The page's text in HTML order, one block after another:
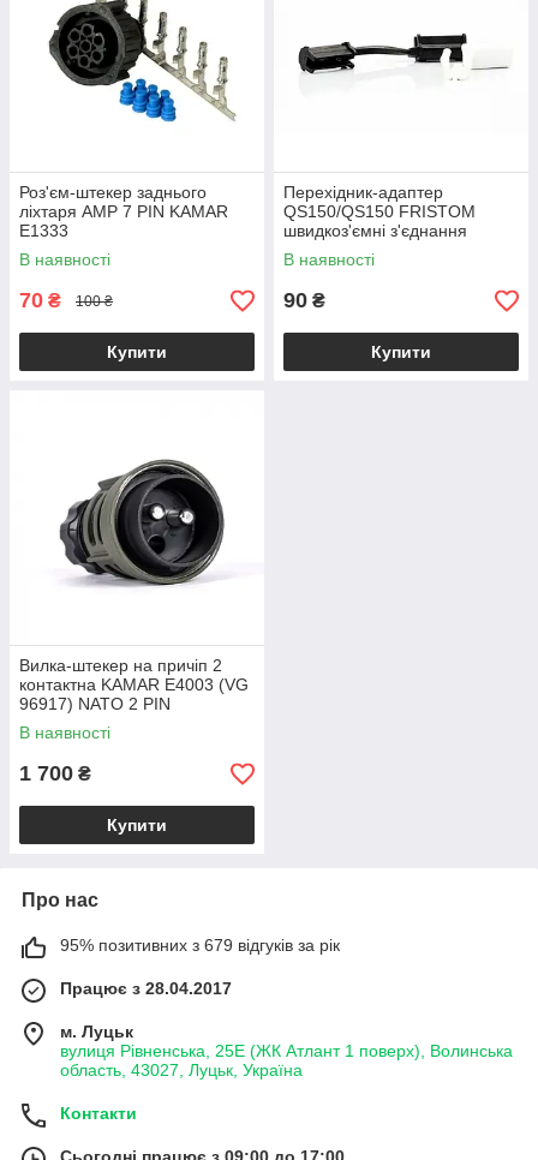
Роз'єм-штекер заднього
ліхтаря AMP 7 PIN KAMAR
E1333
В наявності
70 ₴ 100 ₴
Купити
Перехідник-адаптер
QS150/QS150 FRISTOM
швидкоз'ємні з'єднання
В наявності
90 ₴
Купити
Вилка-штекер на причіп 2
контактна KAMAR E4003 (VG
96917) NATO 2 PIN
В наявності
1 700 ₴
Купити
Про нас
95% позитивних з 679 відгуків за рік
Працює з 28.04.2017
м. Луцьк
вулиця Рівненська, 25Е (ЖК Атлант 1 поверх), Волинська
область, 43027, Луцьк, Україна
Контакти